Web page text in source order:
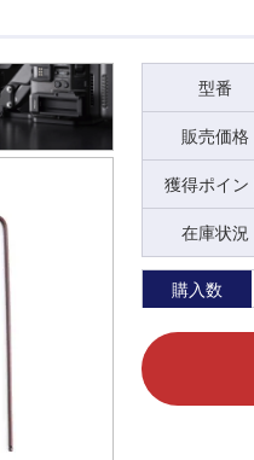
型番
販売価格
獲得ポイン
在庫状況
購入数